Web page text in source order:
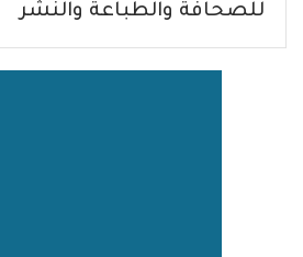
للصحافة والطباعة والنشر